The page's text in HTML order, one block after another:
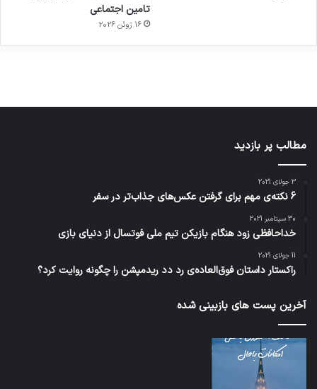
تامین اجتماعی
16 ژوئن 2026
ژاکت
در
مطالب پر بازدید
3 جولای 2021
6 نکته‌ی مهم برای گرفتن عکس‌های جذاب‌تر در سفر
30 سپتامبر 2021
خداحافظی زود هنگام بازیکن تیم ملی فوتسال از دنیای بازی
11 جولای 2021
راکستار داستان فوق‌العاده‌ی رد دد ریدمپشن را چگونه روایت کرد؟
آخرین پست های بازبینی شده